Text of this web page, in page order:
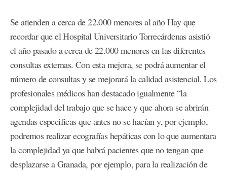
Se atienden a cerca de 22.000 menores al año Hay que
recordar que el Hospital Universitario Torrecárdenas asistió
el año pasado a cerca de 22.000 menores en las diferentes
consultas externas. Con esta mejora, se podrá aumentar el
número de consultas y se mejorará la calidad asistencial. Los
profesionales médicos han destacado igualmente “la
complejidad del trabajo que se hace y que ahora se abrirán
agendas especificas que antes no se hacían y, por ejemplo,
podremos realizar ecografías hepáticas con lo que aumentara
la complejidad ya que habrá pacientes que no tengan que
desplazarse a Granada, por ejemplo, para la realización de